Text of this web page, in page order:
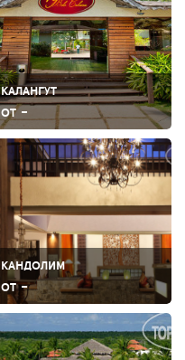
КАЛАНГУТ
ОТ -
КАНДОЛИМ
ОТ -